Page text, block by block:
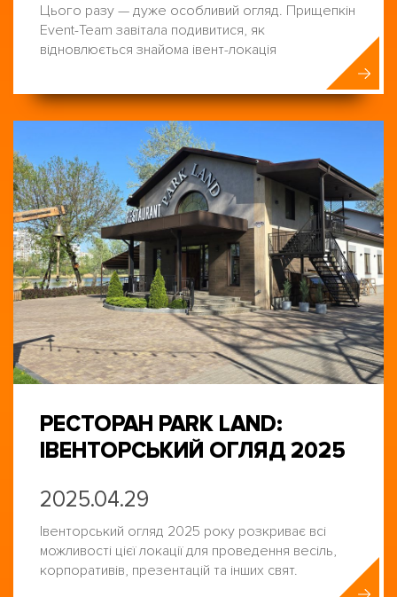
Цього разу — дуже особливий огляд. Прищепкін
Event-Team завітала подивитися, як
відновлюється знайома івент-локація
РЕСТОРАН PARK LAND:
ІВЕНТОРСЬКИЙ ОГЛЯД 2025
2025.04.29
Івенторський огляд 2025 року розкриває всі
можливості цієї локації для проведення весіль,
корпоративів, презентацій та інших свят.